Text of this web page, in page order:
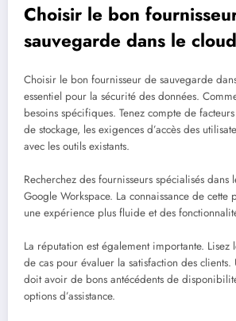
Choisir le bon
sauvegarde dans le cloud
Choisir le bon fournisseur de sauvegarde
essentiel pour la sécurité des données.
besoins spécifiques. Tenez compte de
de stockage, les exigences d’accès des
avec les outils existants.
Recherchez des fournisseurs spécialisés dans
Google Workspace. La connaissance de cette
une expérience plus fluide et des
La réputation est également importante. Lisez
de cas pour évaluer la satisfaction des
doit avoir de bons antécédents de
options d’assistance.